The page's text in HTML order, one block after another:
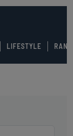
LIFESTYLE